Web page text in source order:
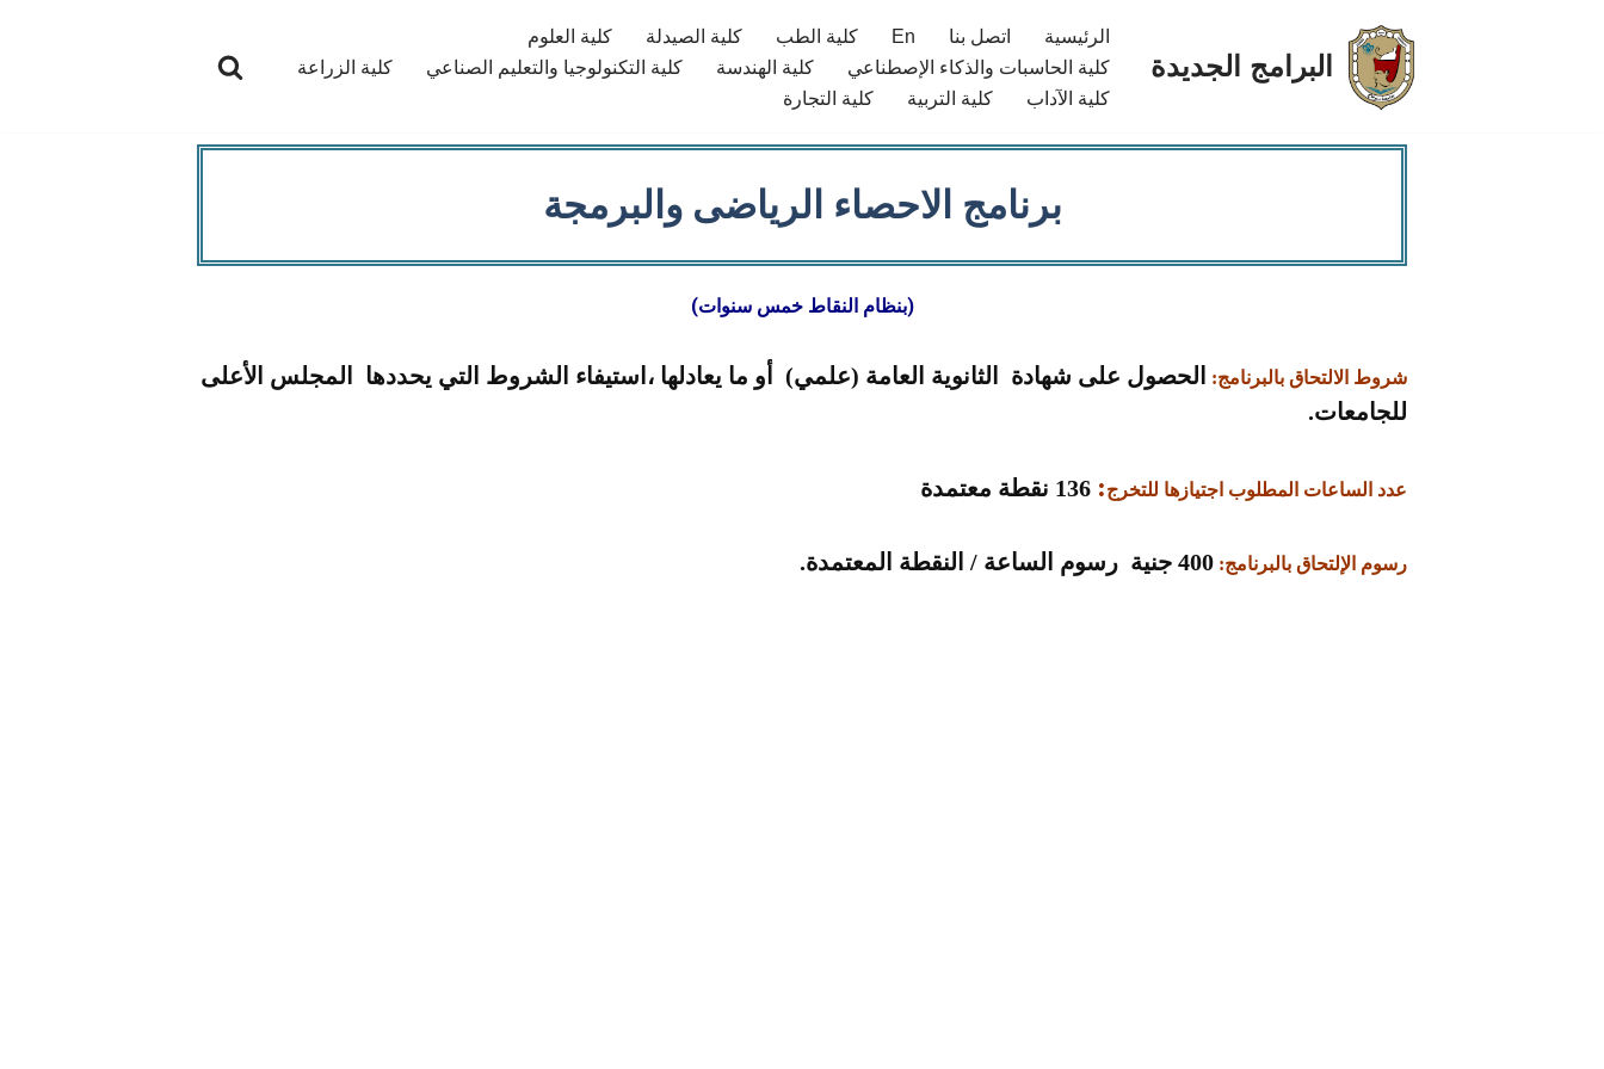
البرامج الجديدة
الرئيسية اتصل بنا En كلية الطب كلية الصيدلة​
كلية العلوم
كلية الحاسبات والذكاء الإصطناعي
كلية الهندسة كلية التكنولوجيا والتعليم الصناعي
كلية الزراعة
كلية الآداب
كلية التربية كلية التجارة
برنامج الاحصاء الرياضى والبرمجة
(بنظام النقاط خمس سنوات)
شروط الالتحاق بالبرنامج:
الحصول على شهادة الثانوية العامة (علمي) أو ما يعادلها ،استيفاء الشروط التي يحددها المجلس الأعلى
للجامعات.
عدد الساعات المطلوب اجتيازها للتخرج:
رسوم الإلتحاق بالبرنامج: 400 جنية رسوم الساعة / النقطة المعتمدة.